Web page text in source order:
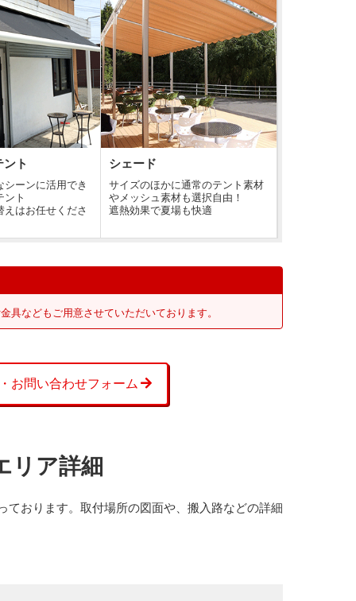
ト
シーンに活用でき
ント
えはお任せくださ
シェード
サイズのほかに通常のテント素材
やメッシュ素材も選択自由！
遮熱効果で夏場も快適
具などもご用意させていただいております。
お問い合わせフォーム
リア詳細
ております。取付場所の図面や、搬入路などの詳細